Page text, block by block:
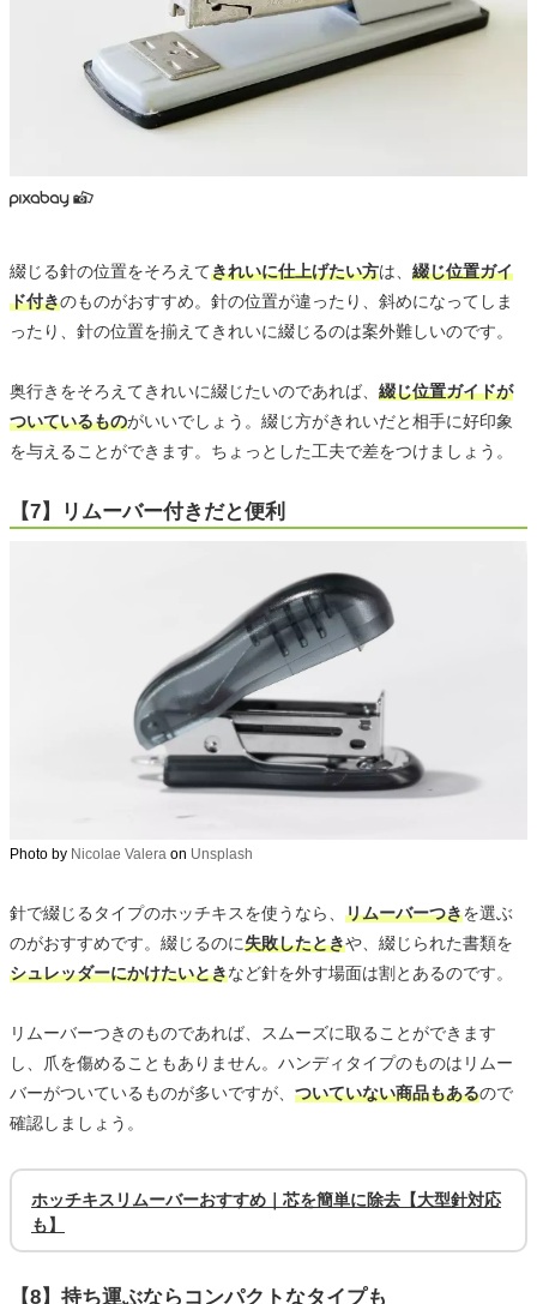
綴じる針の位置をそろえてきれいに仕上げたい方は、 綴じ位置ガイ
ド付きのものがおすすめ。針の位置が違ったり、斜めになってしま
ったり、針の位置を揃えてきれいに綴じるのは案外難しいのです。
奥行きをそろえてきれいに綴じたいのであれば、 綴じ位置ガイドが
ついているものがいいでしょう。綴じ方がきれいだと相手に好印象
を与えることができます。ちょっとした工夫で差をつけましょう。
【7】リムーバー付きだと便利
Photo by Nicolae Valera on Unsplash
針で綴じるタイプのホッチキスを使うなら、 リムーバーつきを選ぶ
のがおすすめです。綴じるのに失敗したときや、綴じられた書類を
シュレッダーにかけたいときなど針を外す場面は割とあるのです。
リムーバーつきのものであれば、スムーズに取ることができます
し、爪を傷めることもありません。ハンディタイプのものはリムー
バーがついているものが多いですが、 ついていない商品もあるので
確認しましょう。
ホッチキスリムーバーおすすめ｜芯を簡単に除去【大型針対応
も】
【8】持ち運ぶならコンパクトなタイプも